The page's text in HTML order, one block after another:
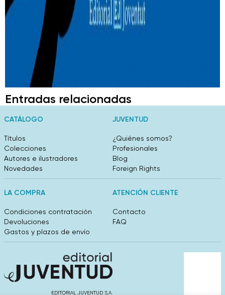
Entradas relacionadas
CATÁLOGO
Títulos
Colecciones
Autores e ilustradores
Novedades
JUVENTUD
¿Quiénes somos?
Profesionales
Blog
Foreign Rights
LA COMPRA
Condiciones contratación
Devoluciones
Gastos y plazos de envío
ATENCIÓN CLIENTE
Contacto
FAQ
EDITORIAL JUVENTUD S.A.